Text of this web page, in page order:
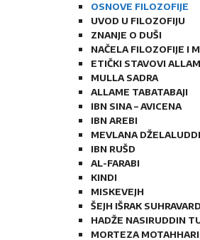
OSNOVE FILOZOFIJE
UVOD U FILOZOFIJU
ZNANJE O DUŠI
NAČELA FILOZOFIJE I
ETIČKI STAVOVI
MULLA SADRA
ALLAME TABATABAJI
IBN SINA – AVICENA
IBN AREBI
MEVLANA
IBN RUŠD
AL-FARABI
KINDI
MISKEVEJH
ŠEJH IŠRAK
HADŽE NASIRUDDIN
MORTEZA MOTAHHARI